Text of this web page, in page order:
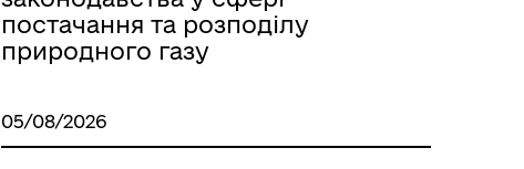
постачання та розподілу
природного газу
05/08/2026